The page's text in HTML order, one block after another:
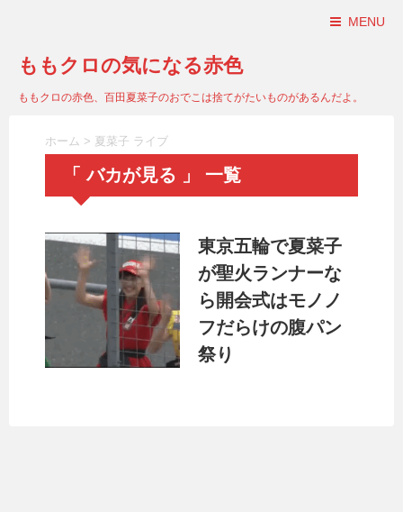
MENU
ももクロの気になる赤色
ももクロの赤色、百田夏菜子のおでこは捨てがたいものがあるんだよ。
ホーム > 夏菜子 ライブ
「 バカが見る 」 一覧
東京五輪で夏菜子
が聖火ランナーな
ら開会式はモノノ
フだらけの腹パン
祭り